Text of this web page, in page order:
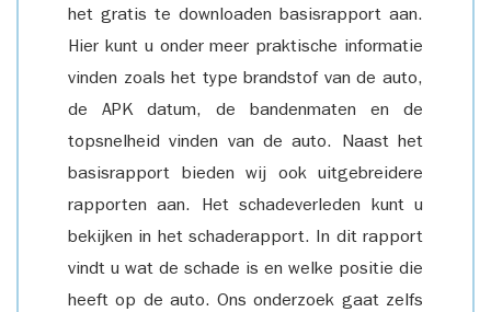
het gratis te downloaden basisrapport aan.
Hier kunt u onder meer praktische informatie
vinden zoals het type brandstof van de auto,
de APK datum, de bandenmaten en de
topsnelheid vinden van de auto. Naast het
basisrapport bieden wij ook uitgebreidere
rapporten aan. Het schadeverleden kunt u
bekijken in het schaderapport. In dit rapport
vindt u wat de schade is en welke positie die
heeft op de auto. Ons onderzoek gaat zelfs